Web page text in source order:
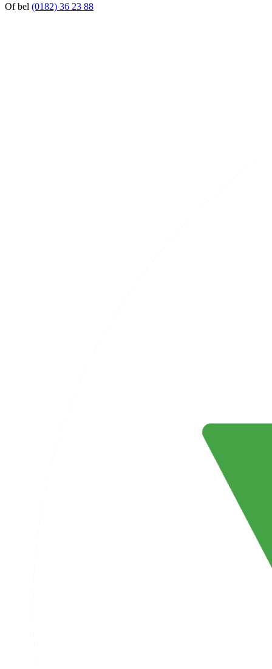
Of bel (0182) 36 23 88